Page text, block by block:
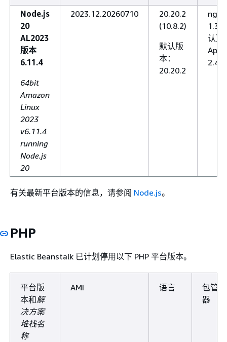
Node.js
20
AL2023
版本
6.11.4
64bit
Amazon
Linux
2023
v6.11.4
running
Node.js
20
2023.12.20260710
20.20.2
(10.8.2)
默认版
本：
20.20.2
认）
有关最新平台版本的信息，请参阅 Node.js。
PHP
Elastic Beanstalk 已计划停用以下 PHP 平台版本。
平台版
本和解
决方案
堆栈名
称
AMI 语言
包管理
器